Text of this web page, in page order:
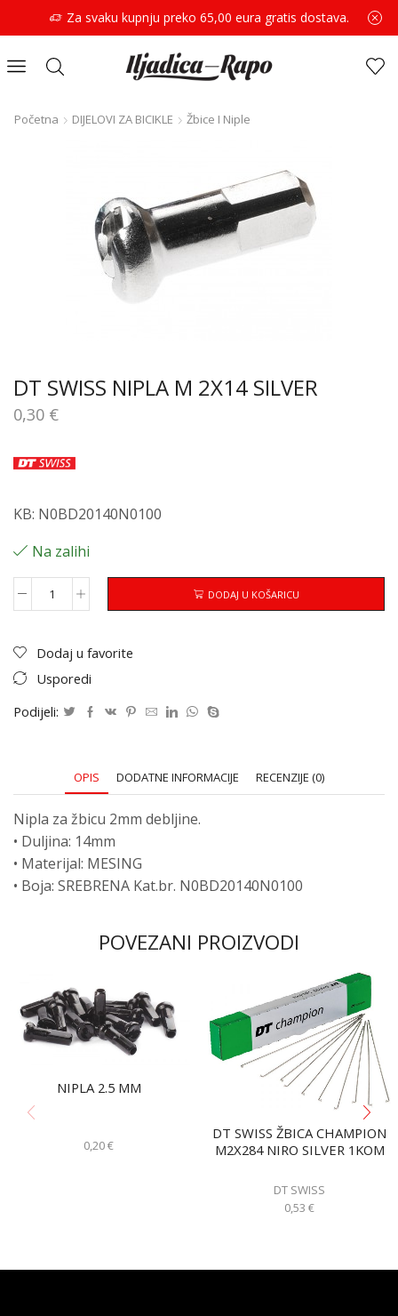
Za svaku kupnju preko 65,00 eura gratis dostava.
Početna DIJELOVI ZA BICIKLE Žbice I Niple
DT SWISS NIPLA M 2X14 SILVER
0,30 €
KB: N0BD20140N0100
Na zalihi
DODAJ U KOŠARICU
Dodaj u favorite
Usporedi
Podijeli:
OPIS DODATNE INFORMACIJE RECENZIJE (0)
Nipla za žbicu 2mm debljine.
• Duljina: 14mm
• Materijal: MESING
• Boja: SREBRENA Kat.br. N0BD20140N0100
POVEZANI PROIZVODI
NIPLA 2.5 MM
0,20€
DT SWISS ŽBICA CHAMPION
M2X284 NIRO SILVER 1KOM
DT SWISS
0,53 €